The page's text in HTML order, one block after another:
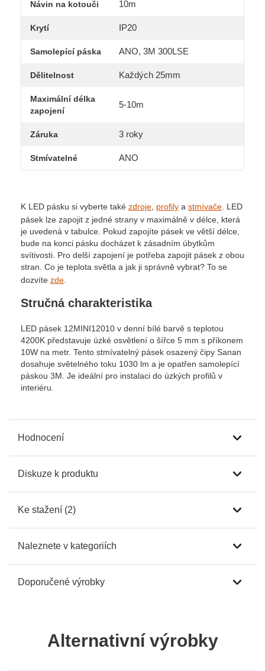
Návin na kotouči 10m
Krytí IP20
Samolepící páska ANO, 3M 300LSE
Dělitelnost Každých 25mm
Maximální délka
zapojení
5-10m
Záruka 3 roky
Stmívatelné ANO
K LED pásku si vyberte také zdroje profily a stmívače . LED
pásek lze zapojit z jedné strany v maximálně v délce, která
je uvedená v tabulce. Pokud zapojíte pásek ve větší délce,
bude na konci pásku docházet k zásadním úbytkům
svítivosti. Pro delší zapojení je potřeba zapojit pásek z obou
stran. Co je teplota světla a jak ji správně vybrat? To se
dozvíte zde
Stručná charakteristika
LED pásek 12MINI12010 v denní bílé barvě s teplotou
4200K představuje úzké osvětlení o šířce 5 mm s příkonem
10W na metr. Tento stmívatelný pásek osazený čipy Sanan
dosahuje světelného toku 1030 lm a je opatřen samolepící
páskou 3M. Je ideální pro instalaci do úzkých profilů v
interiéru.
Hodnocení
Diskuze k produktu
Ke stažení (2)
Naleznete v kategoriích
Doporučené výrobky
Alternativní výrobky